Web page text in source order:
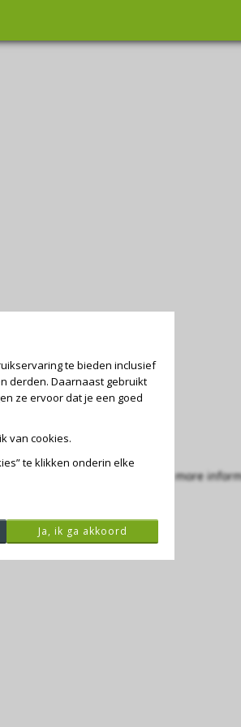
(see the browser console for more
te bieden inclusief
derden. Daarnaast gebruikt
ze ervoor dat je een goed
van cookies.
te klikken onderin elke
Ja, ik ga akkoord